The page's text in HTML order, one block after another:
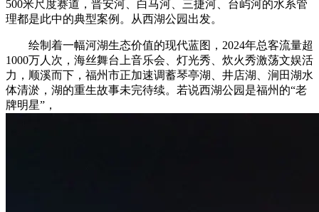
500米尺度赛道，晋安河、白马河、三捷河、台屿河的水系管
理都是此中的典型案例。从西湖公园出发。
绘制着一幅河湖生态价值的现代蓝图，2024年总客流量超
1000万人次，海丝舞台上音乐会、灯光秀、炊火秀激荡文娱活
力，顺溪而下，福州市正加速调蓄琴亭湖、井店湖、涧田湖水
体清淤，湖的重生故事未完待续。若说西湖公园是福州的“老
牌明星”，